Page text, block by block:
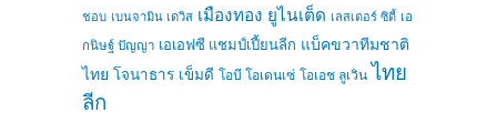
ชอบ เบนจามิน เดวิส เมืองทอง ยูไนเต็ด เลสเตอร์ ซิตี้ เอ
กนิษฐ์ ปัญญา เอเอฟซี แชมป์เปี้ยนลีก แบ็คขวาทีมชาติ
ไทย โจนาธาร เข็มดี โอบี โอเดนเซ่ โอเอช ลูเวิน ไทย
ลีก